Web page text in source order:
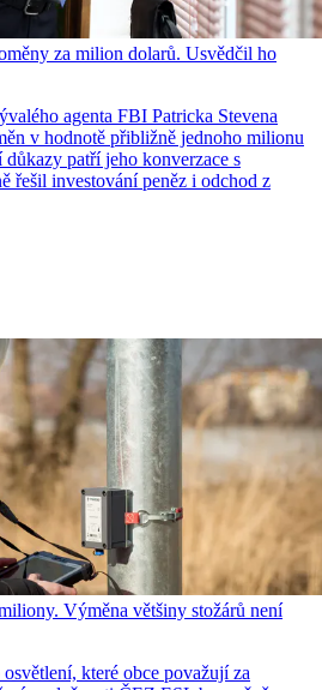
za milion dolarů. Usvědčil ho
agenta FBI Patricka Stevena
v hodnotě přibližně jednoho milionu
patří jeho konverzace s
řešil investování peněz i odchod z
Výměna většiny stožárů není
které obce považují za